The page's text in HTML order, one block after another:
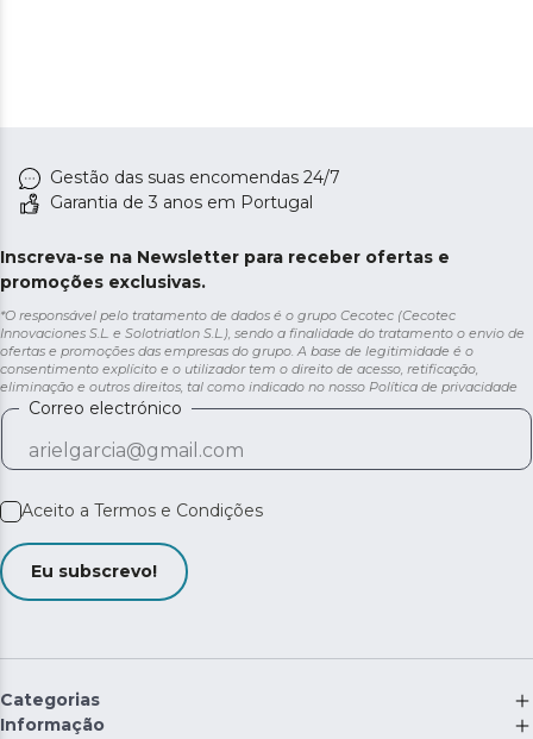
Gestão das suas encomendas 24/7
Garantia de 3 anos em Portugal
Inscreva-se na Newsletter para receber ofertas e
promoções exclusivas.
*O responsável pelo tratamento de dados é o grupo Cecotec (Cecotec
Innovaciones S.L. e Solotriatlon S.L.), sendo a finalidade do tratamento o envio de
ofertas e promoções das empresas do grupo. A base de legitimidade é o
consentimento explícito e o utilizador tem o direito de acesso, retificação,
eliminação e outros direitos, tal como indicado no nosso Política de privacidade
Correo electrónico
Aceito a Termos e Condições
Eu subscrevo!
Categorias
Informação